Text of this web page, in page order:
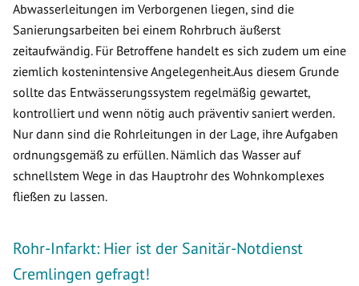
Abwasserleitungen im Verborgenen liegen, sind die
Sanierungsarbeiten bei einem Rohrbruch äußerst
zeitaufwändig. Für Betroffene handelt es sich zudem um eine
ziemlich kostenintensive Angelegenheit.Aus diesem Grunde
sollte das Entwässerungssystem regelmäßig gewartet,
kontrolliert und wenn nötig auch präventiv saniert werden.
Nur dann sind die Rohrleitungen in der Lage, ihre Aufgaben
ordnungsgemäß zu erfüllen. Nämlich das Wasser auf
schnellstem Wege in das Hauptrohr des Wohnkomplexes
fließen zu lassen.
Rohr-Infarkt: Hier ist der Sanitär-Notdienst
Cremlingen gefragt!